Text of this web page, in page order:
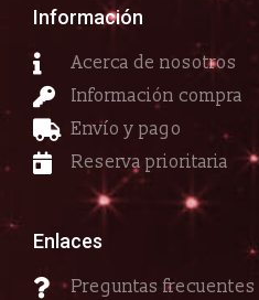
Información
Acerca de nosotros
Información compra
Envío y pago
Reserva prioritaria
Enlaces
Preguntas frecuentes